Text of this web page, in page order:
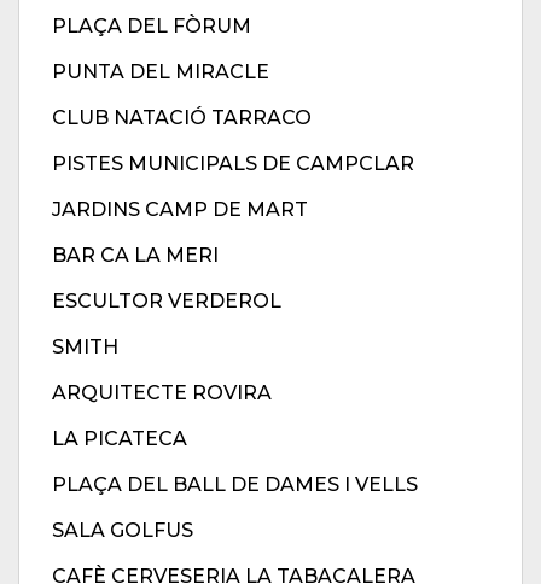
PLAÇA DEL FÒRUM
PUNTA DEL MIRACLE
CLUB NATACIÓ TARRACO
PISTES MUNICIPALS DE CAMPCLAR
JARDINS CAMP DE MART
BAR CA LA MERI
ESCULTOR VERDEROL
SMITH
ARQUITECTE ROVIRA
LA PICATECA
PLAÇA DEL BALL DE DAMES I VELLS
SALA GOLFUS
CAFÈ CERVESERIA LA TABACALERA